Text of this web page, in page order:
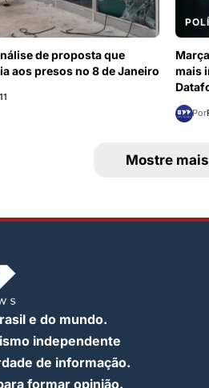
de proposta que
aos presos no 8 de Janeiro
mais
Por
Mostre mais
e do mundo.
independente
de informação.
formar opinião.